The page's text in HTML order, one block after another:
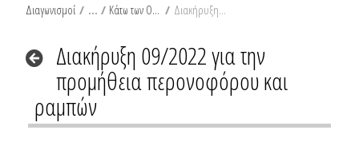
Διαγωνισμοί / Κάτω των Ορίων / Διακήρυξη 09/2022 για την προμήθεια περονοφόρου και ραμπών
Διακήρυξη 09/2022 για την
προμήθεια περονοφόρου και
ραμπών